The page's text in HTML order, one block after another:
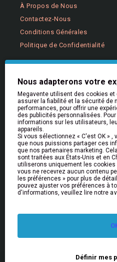
À Propos de Nous
Contactez-Nous
Conditions Générales
Politique de Confidentialité
Aide & Informations
Livraison
Retours et Remboursements
FAQs
Restez informé des
en vous inscrivant
Nous adapterons votre
Megavente utilisent des cookies
assurer la fiabilité et la sécurité de
performances, pour offrir une
des publicités personnalisées.
informations sur les utilisateurs,
appareils.
Si vous sélectionnez « C'est OK »
que nous puissions partager ces
que nos partenaires marketing.
sont traitées aux États-Unis et en
utiliserons uniquement les
vous ne recevrez aucun contenu
les préférences » pour plus de
pouvez ajuster vos préférences à
d'informations, veuillez lire notre
Définir mes